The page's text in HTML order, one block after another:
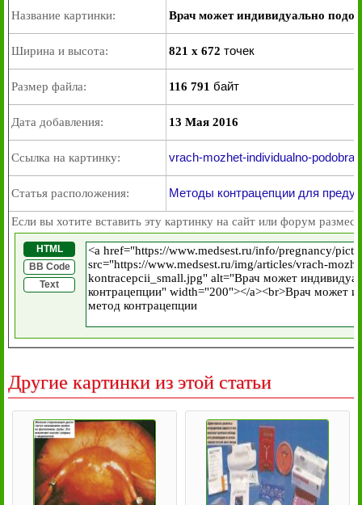
Название картинки: Врач может индивидуально
Ширина и высота: 821 x 672 точек
Размер файла: 116 791 байт
Дата добавления: 13 Мая 2016
Ссылка на картинку: vrach-mozhet-individualno-
Статья расположения: Методы контрацепции для
Если вы хотите вставить эту картинку на сайт или форум
HTML
BB Code
Text
Другие картинки из этой статьи